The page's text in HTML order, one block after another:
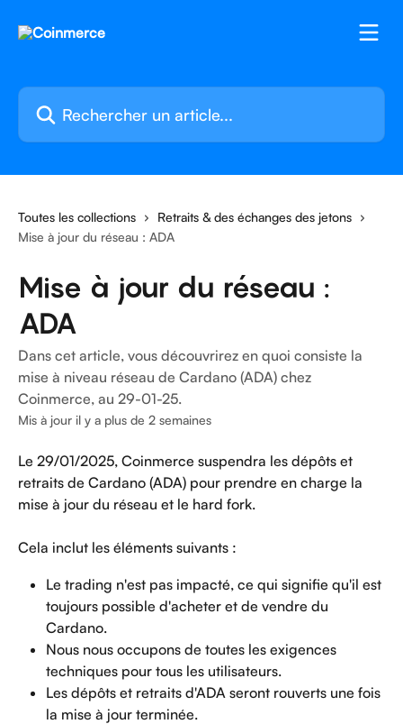
Rechercher un article...
Toutes les collections
Retraits & des échanges des jetons
Mise à jour du réseau : ADA
Mise à jour du réseau :
ADA
Dans cet article, vous découvrirez en quoi consiste la
mise à niveau réseau de Cardano (ADA) chez
Coinmerce, au 29-01-25.
Mis à jour il y a plus de 2 semaines
Le 29/01/2025, Coinmerce suspendra les dépôts et
retraits de Cardano (ADA) pour prendre en charge la
mise à jour du réseau et le hard fork.
Cela inclut les éléments suivants :
Le trading n'est pas impacté, ce qui signifie qu'il est
toujours possible d'acheter et de vendre du
Cardano.
Nous nous occupons de toutes les exigences
techniques pour tous les utilisateurs.
Les dépôts et retraits d'ADA seront rouverts une fois
la mise à jour terminée.